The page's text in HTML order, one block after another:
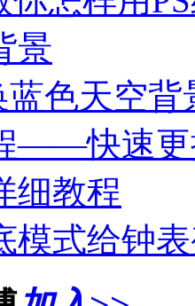
景
蓝色天空背
——快速更
细教程
模式给钟